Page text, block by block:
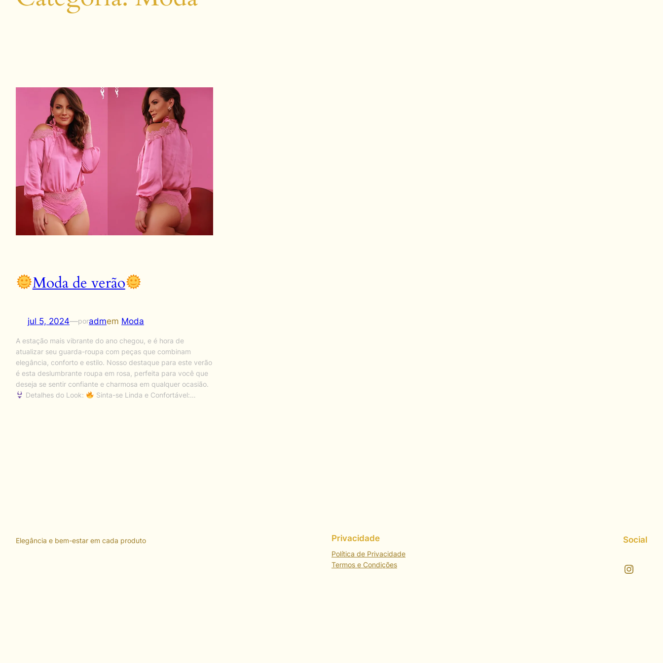
Moda de verão
jul 5, 2024—poradmem Moda
A estação mais vibrante do ano chegou, e é hora de
atualizar seu guarda-roupa com peças que combinam
elegância, conforto e estilo. Nosso destaque para este verão
é esta deslumbrante roupa em rosa, perfeita para você que
deseja se sentir confiante e charmosa em qualquer ocasião.
Detalhes do Look:
Sinta-se Linda e Confortável:…
Elegância e bem-estar em cada produto Privacidade
Política de Privacidade
Termos e Condições
Social
Instagram